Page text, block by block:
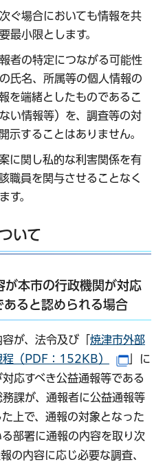
ぐ場合においても情報を共
最小限とします。
者の特定につながる可能性
氏名、所属等の個人情報の
を端緒としたものであるこ
い情報等）を、調査等の対
示することはありません。
に関し私的な利害関係を有
職員を関与させることなく
す。
いて
が本市の行政機関が対応
あると認められる場合
が、法令及び「 焼津市外部
（PDF：152KB）
（別ウ
」に
応すべき公益通報等である
課が、通報者に公益通報等
上で、通報の対象となった
部署に通報の内容を取り次
の内容に応じ必要な調査、